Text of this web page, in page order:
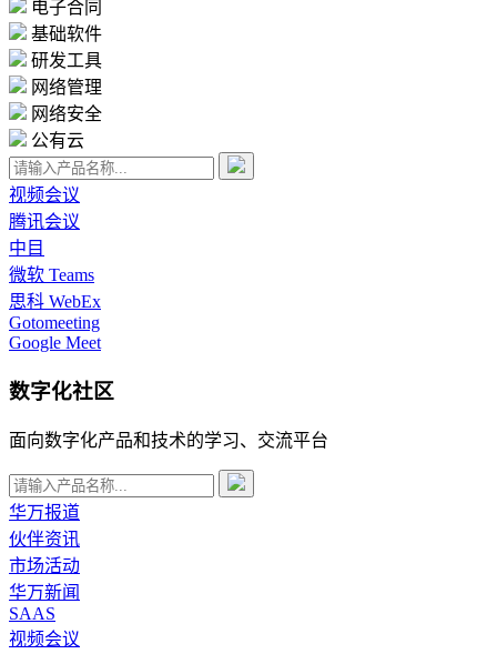
电子合同
基础软件
研发工具
网络管理
网络安全
公有云
视频会议
腾讯会议
中目
微软 Teams
思科 WebEx
Gotomeeting
Google Meet
数字化社区
面向数字化产品和技术的学习、交流平台
华万报道
伙伴资讯
市场活动
华万新闻
SAAS
视频会议